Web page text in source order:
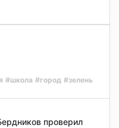
#школа #город #зелень
проверил